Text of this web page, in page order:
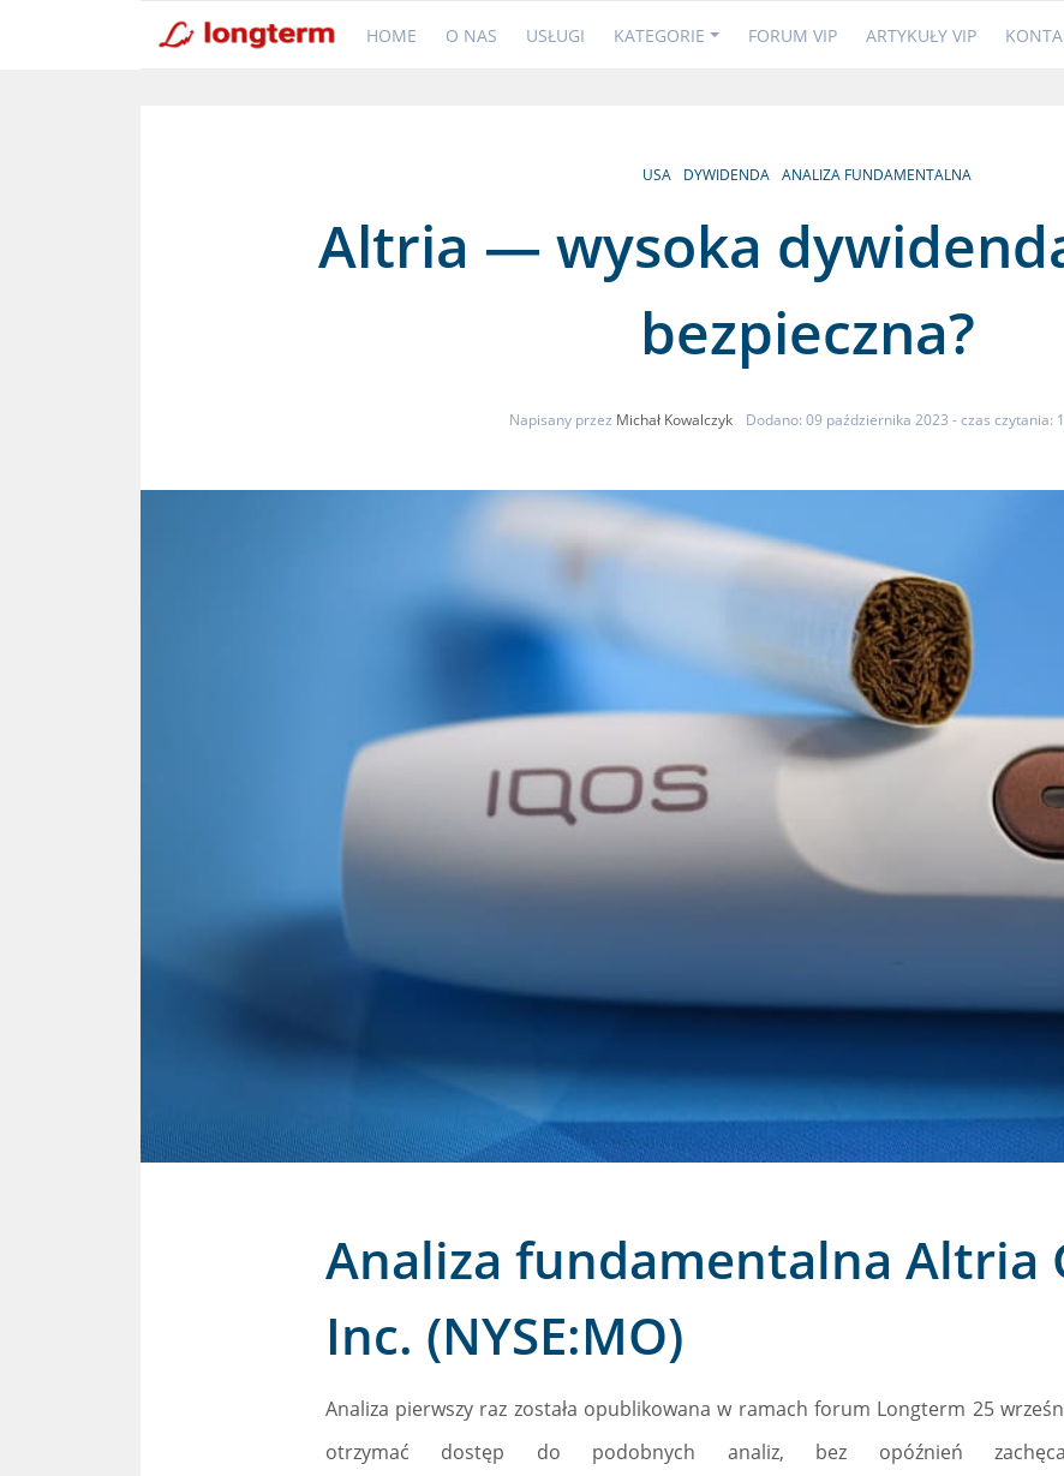
HOME O NAS USŁUGI KATEGORIE FORUM VIP ARTYKUŁY VIP
USA DYWIDENDA ANALIZA FUNDAMENTALNA
Altria — wysoka
bezpieczna?
Napisany przez Michał Kowalczyk Dodano: 09 października 2023 - czas czytania:
Analiza fundamentalna Altria
Inc. (NYSE:MO)
Analiza pierwszy raz została opublikowana w ramach forum Longterm 25
otrzymać dostęp do podobnych analiz, bez opóźnień